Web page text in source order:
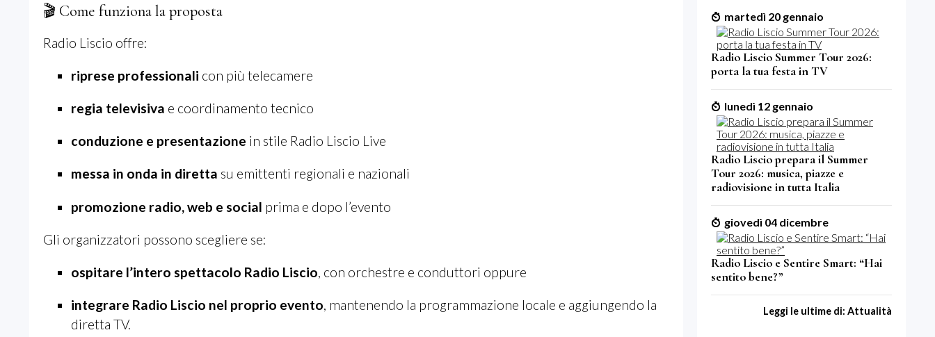
🎬 Come funziona la proposta
Radio Liscio offre:
riprese professionali con più telecamere
regia televisiva e coordinamento tecnico
conduzione e presentazione in stile Radio Liscio Live
messa in onda in diretta su emittenti regionali e nazionali
promozione radio, web e social prima e dopo l’evento
Gli organizzatori possono scegliere se:
ospitare l’intero spettacolo Radio Liscio, con orchestre e conduttori oppure
integrare Radio Liscio nel proprio evento, mantenendo la programmazione locale e aggiungendo la
diretta TV.
martedì 20 gennaio
Radio Liscio Summer Tour 2026:
porta la tua festa in TV
lunedì 12 gennaio
Radio Liscio prepara il Summer
Tour 2026: musica, piazze e
radiovisione in tutta Italia
giovedì 04 dicembre
Radio Liscio e Sentire Smart: “Hai
sentito bene?”
Leggi le ultime di: Attualità